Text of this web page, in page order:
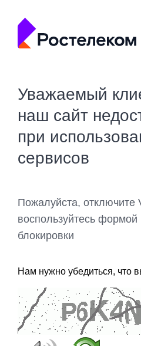
Уважаемый
наш сайт
при
сервисов
Пожалуйста, отключите
воспользуйтесь
блокировки
Нам нужно убедиться, что